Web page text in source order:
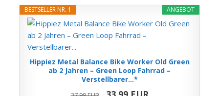
ANGEBOT
BESTSELLER NR. 1
Hippiez Metal Balance Bike Worker Old Green
ab 2 Jahren – Green Loop Fahrrad –
Verstellbarer...*